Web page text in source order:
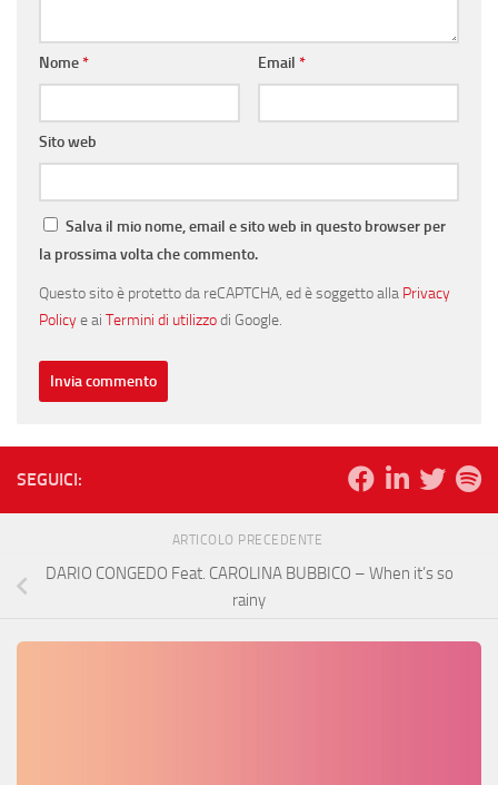
Nome* Email *
Sito web
Salva il mio nome, email e sito web in questo browser per
la prossima volta che commento.
Questo sito è protetto da reCAPTCHA, ed è soggetto alla Privacy
Policye ai Termini di utilizzodi Google.
SEGUICI:
ARTICOLO PRECEDENTE
DARIO CONGEDO Feat. CAROLINA BUBBICO – When it’s so
rainy